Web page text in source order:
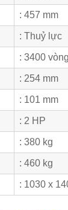
: 457 mm
: Thuỷ lực
: 3400
: 254 mm
: 101 mm
: 2 HP
: 380 kg
: 460 kg
: 1030 x